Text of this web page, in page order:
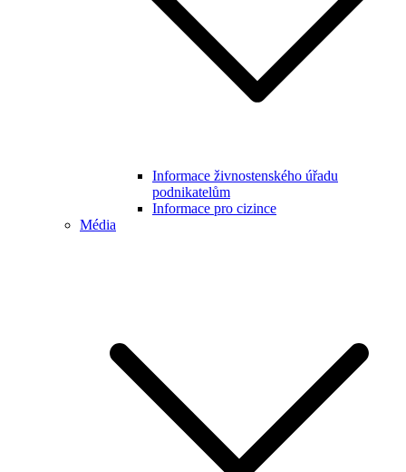
Informace živnostenského úřadu
podnikatelům
Informace pro cizince
Média